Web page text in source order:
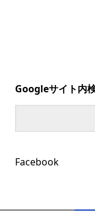
Googleサイト内
Facebook